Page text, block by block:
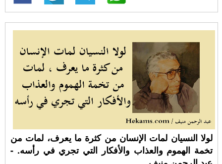
لولا النسيان لمات الإنسان من كثرة ما يعرف، لمات من
تخمة الهموم والعذاب والأفكار التي تجري في رأسه. -